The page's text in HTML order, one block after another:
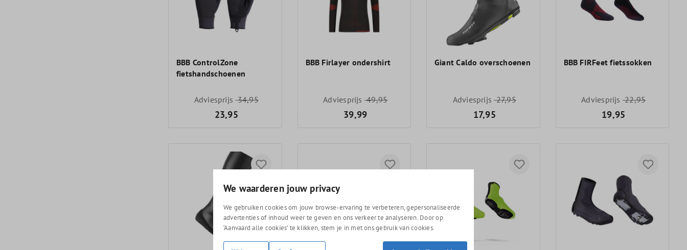
BBB ControlZone
fietshandschoenen
Adviesprijs34,95
23,95
BBB Firlayer ondershirt
Adviesprijs 49,95
39,99
Giant Caldo overschoenen
Adviesprijs27,95
17,95
BBB FIRFeet fietssokken
Adviesprijs 22,95
19,95
We waarderen jouw privacy
We gebruiken cookies om jouw browse-ervaring te verbeteren, gepersonaliseerde
advertenties of inhoud weer te geven en ons verkeer te analyseren. Door op
‘Aanvaard alle cookies’ te klikken, stem je in met ons gebruik van cookies.